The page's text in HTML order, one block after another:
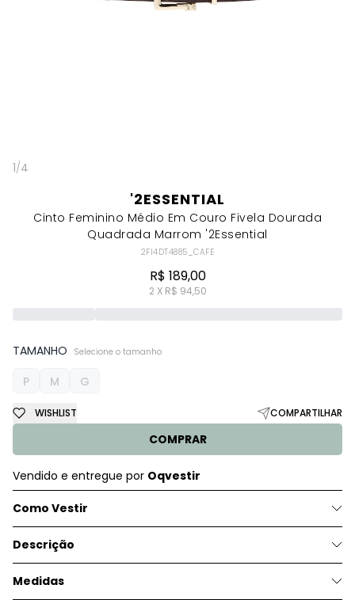
1/4
'2ESSENTIAL
Cinto Feminino Médio Em Couro Fivela Dourada
Quadrada Marrom '2Essential
2FI4DT4885_CAFE
R$ 189,00
2 X R$ 94,50
TAMANHO Selecione o tamanho
P M G
COMPRAR
WISHLIST COMPARTILHAR
Vendido e entregue por Oqvestir
Como Vestir
Descrição
Medidas